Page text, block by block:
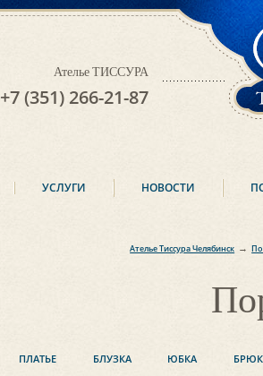
Ателье Тиссура Челябинск →
ПЛАТЬЕ БЛУЗКА ЮБКА
Ателье ТИССУРА
+7 (351) 266-21-87
УСЛУГИ НОВОСТИ